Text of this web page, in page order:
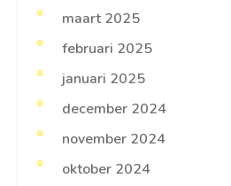
maart 2025
februari 2025
januari 2025
december 2024
november 2024
oktober 2024